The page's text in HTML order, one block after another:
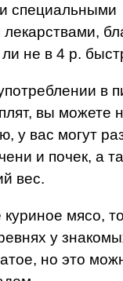
специальными
ли не в 4 р.
в
вы можете
у вас могут
и почек, а
вес.
мясо,
у
но это